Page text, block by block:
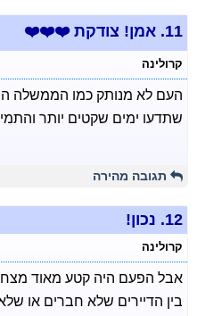
11. אמן! צודקת ❤️❤️❤️
קרולינה
העם לא מנותק כמו הממשלה
שתדעו ימים שקטים יותר
תגובה מהירה
12. נכון!
קרולינה
אבל הפעם היה קטע מאוד
בין הדיירים שלא חברים או